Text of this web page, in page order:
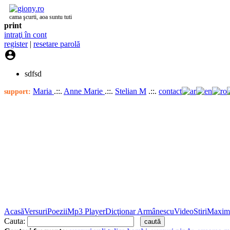
cama şcurti, aoa suntu tuti
print
intraţi în cont
register| resetare parolă

sdfsd
support: Maria .::. Anne Marie .::. Stelian M .::. contact
AcasăVersuriPoeziiMp3 PlayerDicţionar ArmânescuVideoStiri
Cauta: